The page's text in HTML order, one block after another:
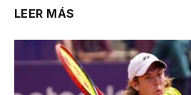
LEER MÁS